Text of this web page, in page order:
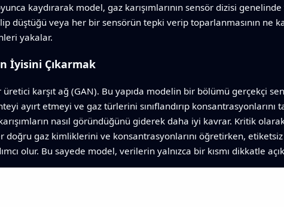
kaydırarak model, gaz karışımlarının sensör dizisi
düştüğü veya her bir sensörün tepki verip toparlanmasının ne
yakalar.
İyisini Çıkarmak
karşıt ağ (GAN). Bu yapıda modelin bir bölümü gerçekçi
ayırt etmeyi ve gaz türlerini sınıflandırıp
nasıl göründüğünü giderek daha iyi kavrar. Kritik
gaz kimliklerini ve konsantrasyonlarını öğretirken,
olur. Bu sayede model, verilerin yalnızca bir kısmı dikkatle